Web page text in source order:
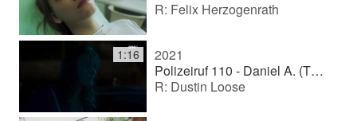
R: Felix Herzogenrath
1:16
2021
Polizeiruf 110 - Daniel A. (TV movie (series))
R: Dustin Loose